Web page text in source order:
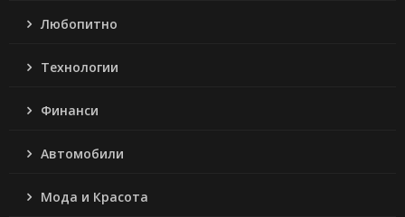
Любопитно
Технологии
Финанси
Автомобили
Мода и Красота